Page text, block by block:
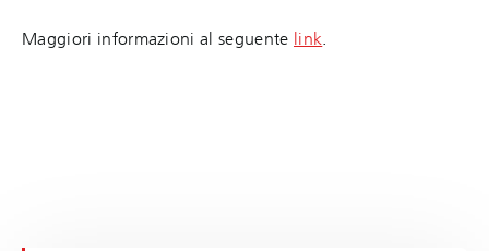
Maggiori informazioni al seguente link.